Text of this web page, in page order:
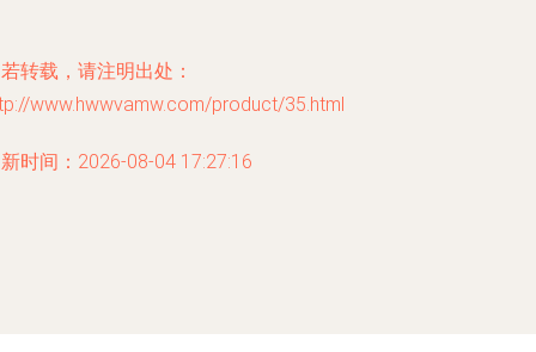
转载，请注明出处：
www.hwwvamw.com/product/35.html
时间：2026-08-04 17:27:16